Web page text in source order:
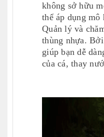
không sở hữu
thể áp dụng mô
Quản lý và
thùng nhựa.
giúp bạn dễ
của cá, thay